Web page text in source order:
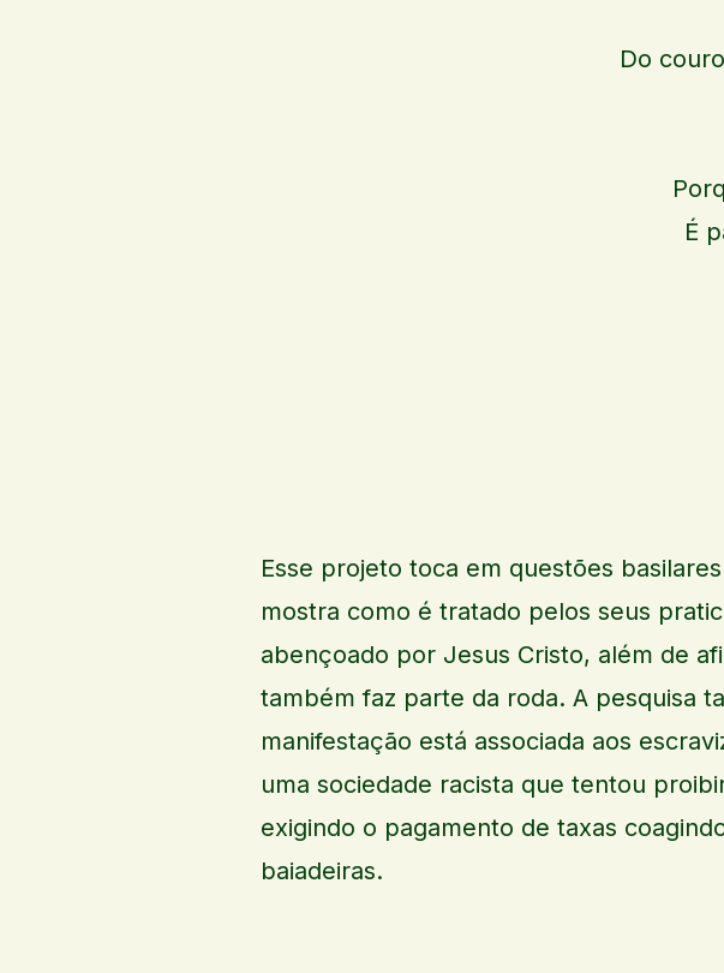
Do
É
Esse projeto toca em questões
mostra como é tratado pelos seus
abençoado por Jesus Cristo, além de
também faz parte da roda. A pesquisa
manifestação está associada aos
uma sociedade racista que tentou
exigindo o pagamento de taxas
baiadeiras.